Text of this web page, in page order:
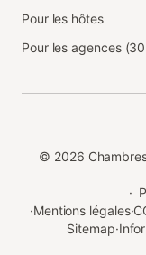
Pour les hôtes
Pour les agences
© 2026
·
·Mentions légales·
Sitemap·